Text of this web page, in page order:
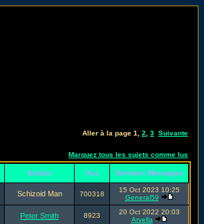
Aller à la page 1 2 3 Suivante
Marquez tous les sujets comme lus
Auteur Vus Derniers Messages
Schizoid Man 700318
15 Oct 2023 10:25
General59
Peter Smith 8923
20 Oct 2022 20:03
Arvella